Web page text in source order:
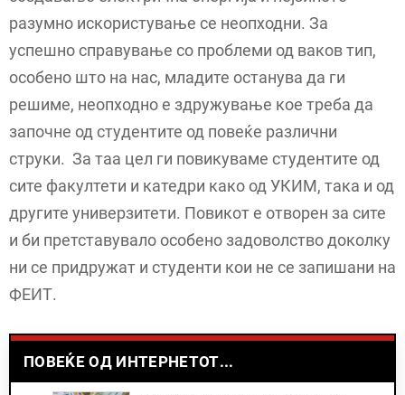
разумно искористување се неопходни. За
успешно справување со проблеми од ваков тип,
особено што на нас, младите останува да ги
решиме, неопходно е здружување кое треба да
започне од студентите од повеќе различни
струки. За таа цел ги повикуваме студентите од
сите факултети и катедри како од УКИМ, така и од
другите универзитети. Повикот е отворен за сите
и би претставувало особено задоволство доколку
ни се придружат и студенти кои не се запишани на
ФЕИТ.
ПОВЕЌЕ ОД ИНТЕРНЕТОТ...